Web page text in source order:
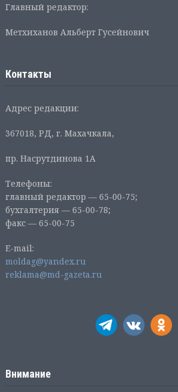
Главный редактор:
Метхиханов Альберт Гусейнович
Контакты
Адрес редакции:
367018, РД, г. Махачкала,
пр. Насрутдинова 1А
Телефоны:
главный редактор — 65-00-75;
бухгалтерия — 65-00-78;
факс — 65-00-75
E-mail:
moldag@yandex.ru
reklama@md-gazeta.ru
Внимание